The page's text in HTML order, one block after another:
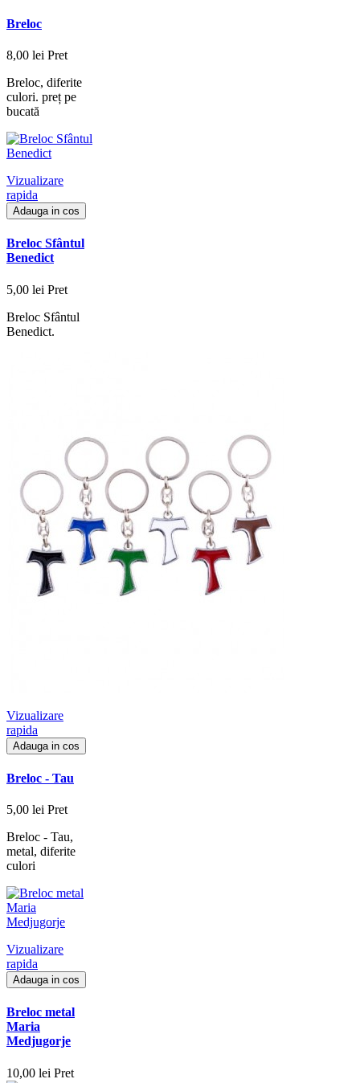
Breloc
8,00 lei Pret
Breloc, diferite
culori. preț pe
bucată
Vizualizare
rapida
Adauga in cos
Breloc Sfântul
Benedict
5,00 lei Pret
Breloc Sfântul
Benedict.
Vizualizare
rapida
Adauga in cos
Breloc - Tau
5,00 lei Pret
Breloc - Tau,
metal, diferite
culori
Vizualizare
rapida
Adauga in cos
Breloc metal
Maria
Medjugorje
10,00 lei Pret